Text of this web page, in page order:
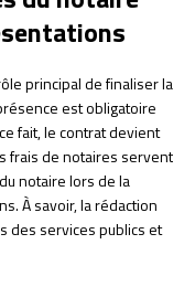
principal de finaliser la
est obligatoire
fait, le contrat devient
frais de notaires servent
notaire lors de la
À savoir, la rédaction
des services publics et